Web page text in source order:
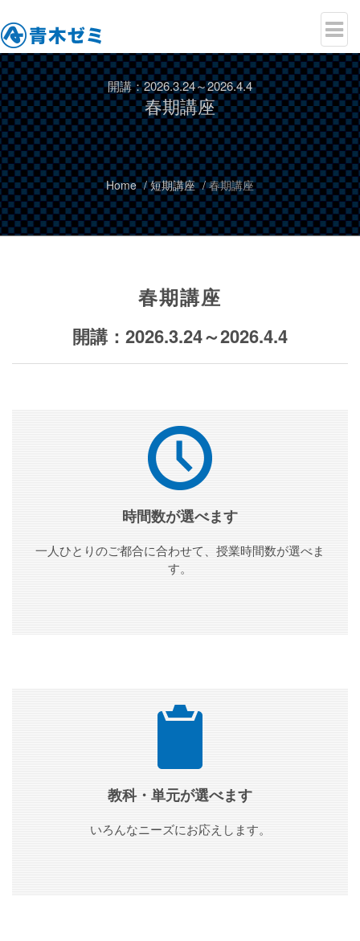
開講：2026.3.24～2026.4.4
春期講座
Home 短期講座 春期講座
春期講座
開講：2026.3.24～2026.4.4
時間数が選べます
一人ひとりのご都合に合わせて、授業時間数が選べま
す。
教科・単元が選べます
いろんなニーズにお応えします。